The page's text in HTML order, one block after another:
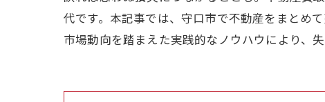
代です。本記事では、守口市で不動産をまとめ
市場動向を踏まえた実践的なノウハウにより、